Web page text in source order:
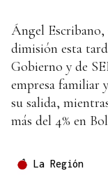
Ángel Escribano,
dimisión esta
Gobierno y de
empresa familiar
su salida,
más del 4% en
La Región